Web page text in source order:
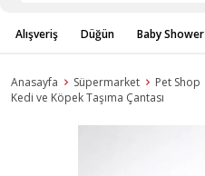
Alışveriş Düğün Baby Shower
Anasayfa Süpermarket Pet Shop
Kedi ve Köpek Taşıma Çantası